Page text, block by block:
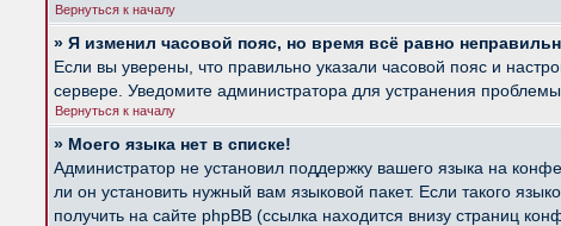
Вернуться к началу
» Я изменил часовой пояс, но время всё равно
Если вы уверены, что правильно указали часовой пояс и
сервере. Уведомите администратора для устранения проблемы.
Вернуться к началу
» Моего языка нет в списке!
Администратор не установил поддержку вашего языка на
ли он установить нужный вам языковой пакет. Если такого
получить на сайте phpBB (ссылка находится внизу страниц